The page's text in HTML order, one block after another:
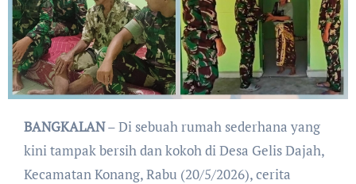
BANGKALAN– Di sebuah rumah sederhana yang
kini tampak bersih dan kokoh di Desa Gelis Dajah,
Kecamatan Konang, Rabu (20/5/2026), cerita